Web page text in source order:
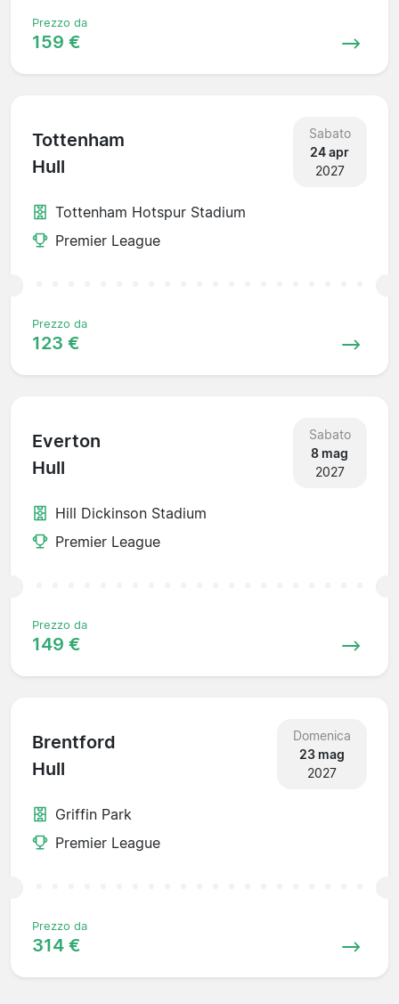
Prezzo da
159 €
Tottenham
Hull
Sabato
24 apr
2027
Tottenham Hotspur Stadium
Premier League
Prezzo da
123 €
Everton
Hull
Sabato
8 mag
2027
Hill Dickinson Stadium
Premier League
Prezzo da
149 €
Brentford
Hull
Domenica
23 mag
2027
Griffin Park
Premier League
Prezzo da
314 €